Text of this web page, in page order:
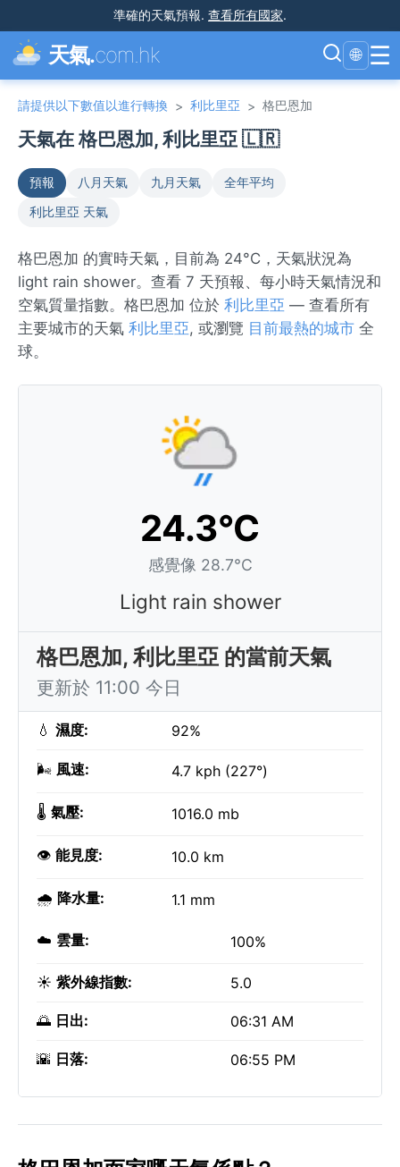
準確的天氣預報. 查看所有國家.
天氣.com.hk 🌐 ☰
請提供以下數值以進行轉換 > 利比里亞 > 格巴恩加
天氣在 格巴恩加, 利比里亞 🇱🇷
預報 八月天氣 九月天氣
全年平均
利比里亞 天氣
格巴恩加 的實時天氣，目前為 24°C，天氣狀況為
light rain shower。查看 7 天預報、每小時天氣情況和
空氣質量指數。格巴恩加 位於 利比里亞 — 查看所有
主要城市的天氣 利比里亞, 或瀏覽 目前最熱的城市 全
球。
24.3°C
感覺像 28.7°C
Light rain shower
格巴恩加, 利比里亞 的當前天氣
更新於 11:00 今日
💧 濕度: 92%
🌬️ 風速: 4.7 kph (227°)
🌡️ 氣壓: 1016.0 mb
👁️ 能見度: 10.0 km
🌧️ 降水量: 1.1 mm
☁️ 雲量: 100%
☀️ 紫外線指數: 5.0
🌅 日出: 06:31 AM
🌇 日落: 06:55 PM